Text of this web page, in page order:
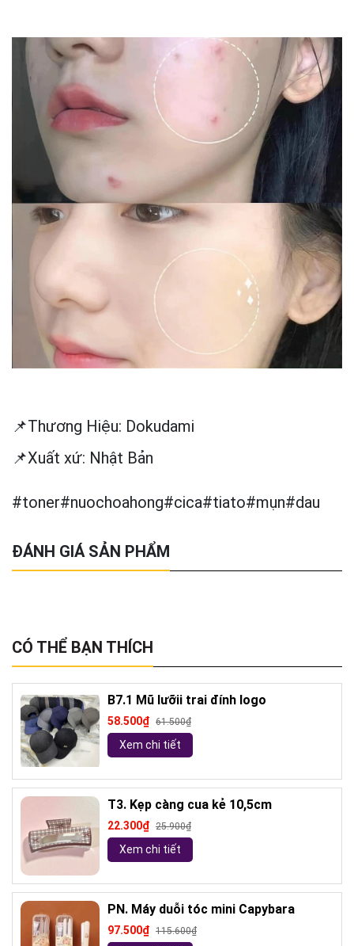
📌Thương Hiệu: Dokudami
📌Xuất xứ: Nhật Bản
#toner#nuochoahong#cica#tiato#mụn#dau
ĐÁNH GIÁ SẢN PHẨM
CÓ THỂ BẠN THÍCH
B7.1 Mũ lưỡii trai đính logo
58.500₫ 61.500₫
Xem chi tiết
T3. Kẹp càng cua kẻ 10,5cm
22.300₫ 25.900₫
Xem chi tiết
PN. Máy duỗi tóc mini Capybara
97.500₫ 115.600₫